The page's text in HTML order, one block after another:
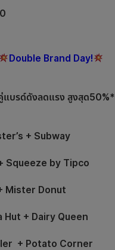
Double Brand Day!
แบรด์ดังลดแรง สูงสุด50%*
+ Subway
Squeeze by Tipco
Mister Donut
+ Dairy Queen
+ Potato Corner